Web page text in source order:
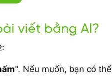
viết bằng AI?
". Nếu muốn, bạn có thể